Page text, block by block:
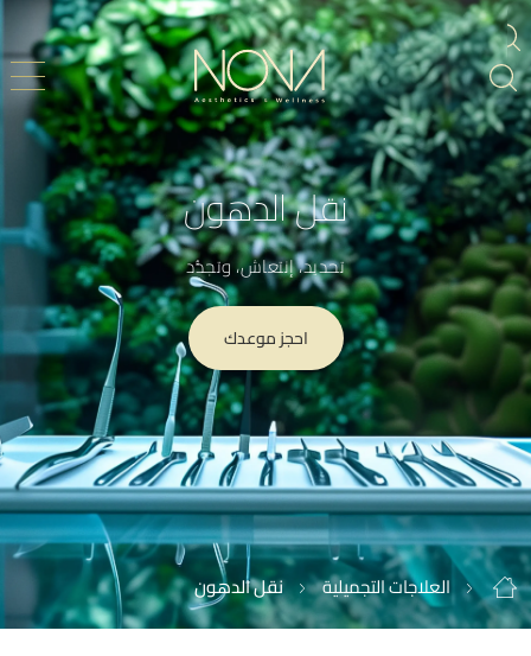
نقل الدهون
تحديد، إنتعاش، وتجدُّد
احجز موعدك
العلاجات التجميلية نقل الدهون